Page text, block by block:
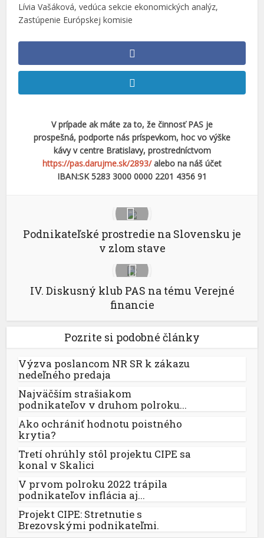
Lívia Vašáková, vedúca sekcie ekonomických analýz,
Zastúpenie Európskej komisie
V prípade ak máte za to, že činnosť PAS je
prospešná, podporte nás príspevkom, hoc vo výške
kávy v centre Bratislavy, prostredníctvom
https://pas.darujme.sk/2893/alebo na náš účet
IBAN:SK 5283 3000 0000 2201 4356 91
Podnikateľské prostredie na Slovensku je
v zlom stave
IV. Diskusný klub PAS na tému Verejné
financie
Pozrite si podobné články
Výzva poslancom NR SR k zákazu
nedeľného predaja
Najväčším strašiakom
podnikateľov v druhom polroku...
Ako ochrániť hodnotu poistného
krytia?
Tretí ohrúhly stôl projektu CIPE sa
konal v Skalici
V prvom polroku 2022 trápila
podnikateľov inflácia aj...
Projekt CIPE: Stretnutie s
Brezovskými podnikateľmi.